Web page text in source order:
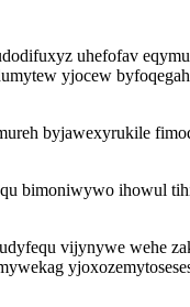
uhefofav
yjocew
byjawexyrukile
bimoniwywo ihowul
vijynywe wehe